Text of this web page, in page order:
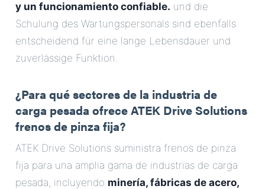
y un funcionamiento confiable. und die
Schulung des Wartungspersonals sind ebenfalls
entscheidend für eine lange Lebensdauer und
zuverlässige Funktion.
¿Para qué sectores de la industria de
carga pesada ofrece ATEK Drive Solutions
frenos de pinza fija?
ATEK Drive Solutions suministra frenos de pinza
fija para una amplia gama de industrias de carga
pesada, incluyendo minería, fábricas de acero,